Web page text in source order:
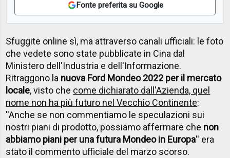
Fonte preferita su Google
Sfuggite online sì, ma attraverso canali ufficiali: le foto
che vedete sono state pubblicate in Cina dal
Ministero dell'Industria e dell'Informazione.
Ritraggono la nuova Ford Mondeo 2022 per il mercato
locale, visto che come dichiarato dall'Azienda, quel
nome non ha più futuro nel Vecchio Continente:
''Anche se non commentiamo le speculazioni sui
nostri piani di prodotto, possiamo affermare che non
abbiamo piani per una futura Mondeo in Europa'' era
stato il commento ufficiale del marzo scorso.